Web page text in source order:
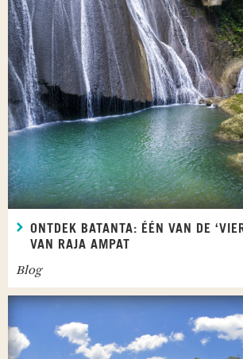
ONTDEK BATANTA: ÉÉN VAN DE
VAN RAJA AMPAT
Blog